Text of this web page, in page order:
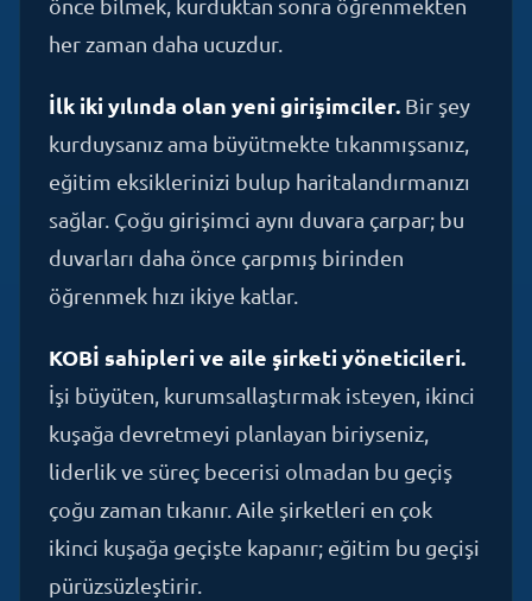
İlk iki yılında olan yeni girişimciler.
kurduysanız ama büyütmekte tıkanmışsanız,
eğitim eksiklerinizi bulup haritalandırmanızı
sağlar. Çoğu girişimci aynı duvara çarpar; bu
duvarları daha önce çarpmış birinden
öğrenmek hızı ikiye katlar.
KOBİ sahipleri ve aile şirketi yöneticileri.
İşi büyüten, kurumsallaştırmak isteyen, ikinci
kuşağa devretmeyi planlayan biriyseniz,
liderlik ve süreç becerisi olmadan bu geçiş
çoğu zaman tıkanır. Aile şirketleri en çok
ikinci kuşağa geçişte kapanır; eğitim bu geçişi
pürüzsüzleştirir.